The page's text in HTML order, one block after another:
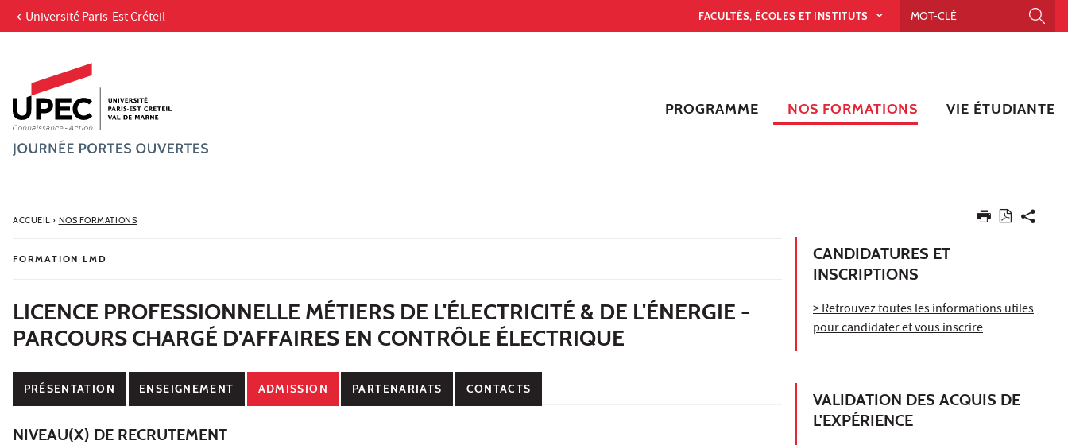
Aller au contenu
Recherche
Université Paris-Est Créteil FACULTÉS, ÉCOLES ET INSTITUTS
PROGRAMME NOS FORMATIONS VIE ÉTUDIANTE
ACCUEIL› NOS FORMATIONS
FORMATION LMD
LICENCE PROFESSIONNELLE MÉTIERS DE L'ÉLECTRICITÉ & DE L'ÉNERGIE -
PARCOURS CHARGÉ D'AFFAIRES EN CONTRÔLE ÉLECTRIQUE
PRÉSENTATION ENSEIGNEMENT ADMISSION PARTENARIATS CONTACTS
NIVEAU(X) DE RECRUTEMENT
CANDIDATURES ET
INSCRIPTIONS
> Retrouvez toutes les informations utiles
pour candidater et vous inscrire
VALIDATION DES ACQUIS DE
L'EXPÉRIENCE